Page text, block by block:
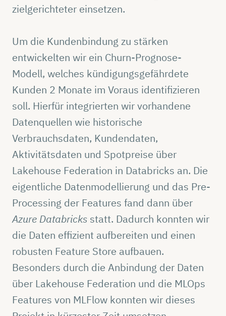
zielgerichteter einsetzen.
Um die Kundenbindung zu stärken
entwickelten wir ein Churn-Prognose-
Modell, welches kündigungsgefährdete
Kunden 2 Monate im Voraus identifizieren
soll. Hierfür integrierten wir vorhandene
Datenquellen wie historische
Verbrauchsdaten, Kundendaten,
Aktivitätsdaten und Spotpreise über
Lakehouse Federation in Databricks an. Die
eigentliche Datenmodellierung und das Pre-
Processing der Features fand dann über
Azure Databricks statt. Dadurch konnten wir
die Daten effizient aufbereiten und einen
robusten Feature Store aufbauen.
Besonders durch die Anbindung der Daten
über Lakehouse Federation und die MLOps
Features von MLFlow konnten wir dieses